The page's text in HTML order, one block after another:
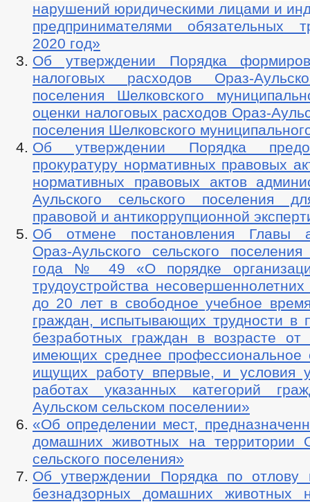
нарушений юридическими лицами и
предпринимателями обязательных
2020 год»
Об утверждении Порядка
налоговых расходов Ораз-
поселения Шелковского
оценки налоговых расходов Ораз-
поселения Шелковского
Об утверждении Порядка
прокуратуру нормативных правовых
нормативных правовых актов
Аульского сельского поселения
правовой и антикоррупционной
Об отмене постановления Главы
Ораз-Аульского сельского
года № 49 «О порядке
трудоустройства
до 20 лет в свободное учебное
граждан, испытывающих трудности в
безработных граждан в возрасте
имеющих среднее профессиональное
ищущих работу впервые, и условия
работах указанных категорий
Аульском сельском поселении»
«Об определении мест,
домашних животных на территории
сельского поселения»
Об утверждении Порядка по отлову
безнадзорных домашних животных